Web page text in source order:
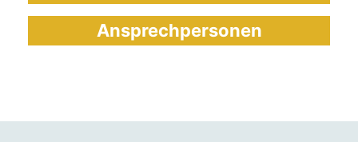
Ansprechpersonen